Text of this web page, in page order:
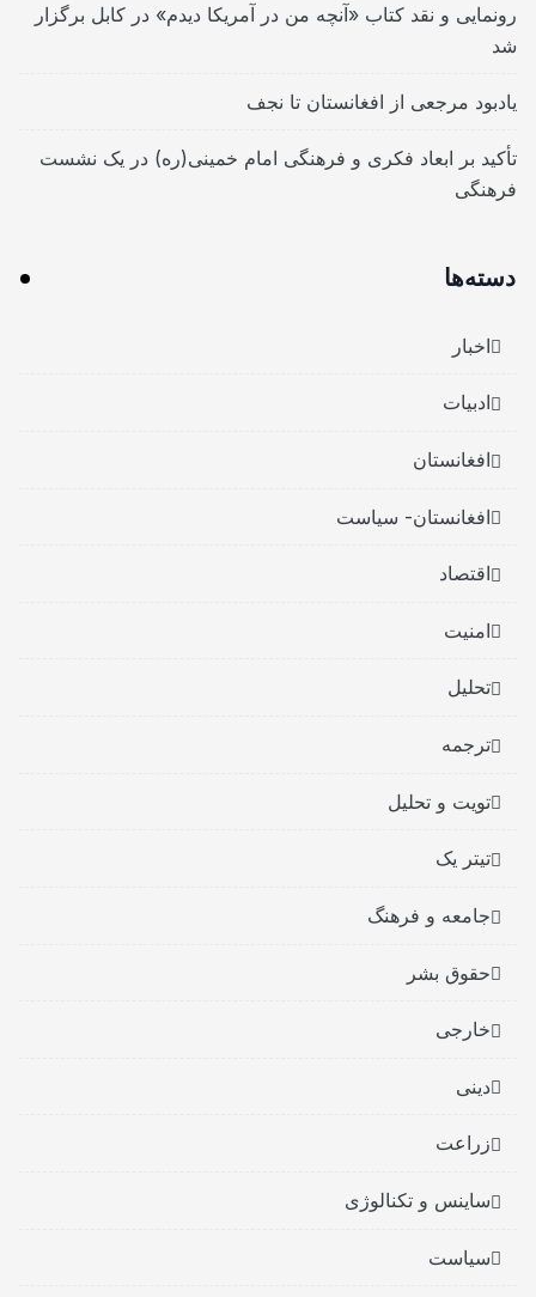
رونمایی و نقد کتاب «آنچه من در آمریکا دیدم» در کابل برگزار
شد
یادبود مرجعی از افغانستان تا نجف
تأکید بر ابعاد فکری و فرهنگی امام خمینی(ره) در یک نشست
فرهنگی
دسته‌ها
اخبار
ادبیات
افغانستان
افغانستان- سیاست
اقتصاد
امنیت
تحلیل
ترجمه
تویت و تحلیل
تیتر یک
جامعه و فرهنگ
حقوق بشر
خارجی
دینی
زراعت
ساینس و تکنالوژی
سیاست